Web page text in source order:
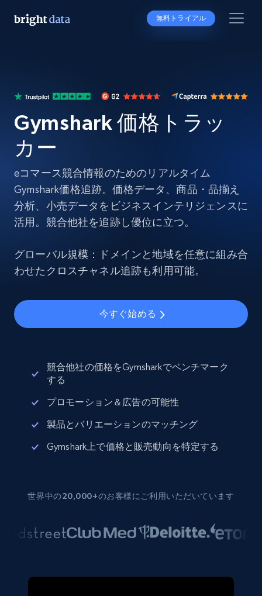
無料トライアル
Gymshark 価格トラッ
カー
eコマース競合情報のためのリアルタイム
Gymshark価格追跡。価格データ、商品・品揃え
分析、小売データをビジネスインテリジェンスに
活用。競合他社を追跡し優位に立つ。
グローバル規模：ドメインと地域を任意に組み合
わせたクロスチャネル追跡も利用可能。
今すぐ始める
競合他社の価格をGymsharkでベンチマーク
する
プロモーション＆広告の可能性
製品とバリエーションのマッチング
Gymshark上で価格と販売動向を特定する
世界中の20,000+のお客様にご利用いただいています